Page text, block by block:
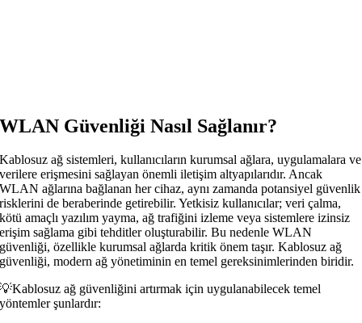
WLAN Güvenliği Nasıl Sağlanır?
Kablosuz ağ sistemleri, kullanıcıların kurumsal ağlara, uygulamalara ve
verilere erişmesini sağlayan önemli iletişim altyapılarıdır. Ancak
WLAN ağlarına bağlanan her cihaz, aynı zamanda potansiyel güvenlik
risklerini de beraberinde getirebilir. Yetkisiz kullanıcılar; veri çalma,
kötü amaçlı yazılım yayma, ağ trafiğini izleme veya sistemlere izinsiz
erişim sağlama gibi tehditler oluşturabilir. Bu nedenle WLAN
güvenliği, özellikle kurumsal ağlarda kritik önem taşır. Kablosuz ağ
güvenliği, modern ağ yönetiminin en temel gereksinimlerinden biridir.
💡Kablosuz ağ güvenliğini artırmak için uygulanabilecek temel
yöntemler şunlardır: